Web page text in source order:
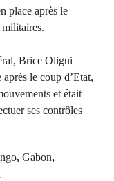
place après le
Brice Oligui
le coup d’Etat,
et était
ses contrôles
,Gabon,